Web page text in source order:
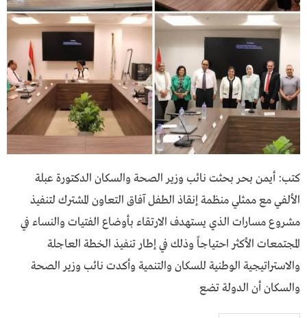
كتب: أيمن بحر بحثت نائب وزير الصحة والسكان الدكتورة عبلة
الألفي مع ممثلي منظمة إنقاذ الطفل آفاق التعاون المشترك لتنفيذ
مشروع مسارات الذي يستهدف الارتقاء بأوضاع الفتيات والنساء في
المجتمعات الأكثر احتياجاً وذلك في إطار تنفيذ الخطة العاجلة
والاستراتيجية الوطنية للسكان والتنمية وأكدت نائب وزير الصحة
والسكان أن الدولة تضع